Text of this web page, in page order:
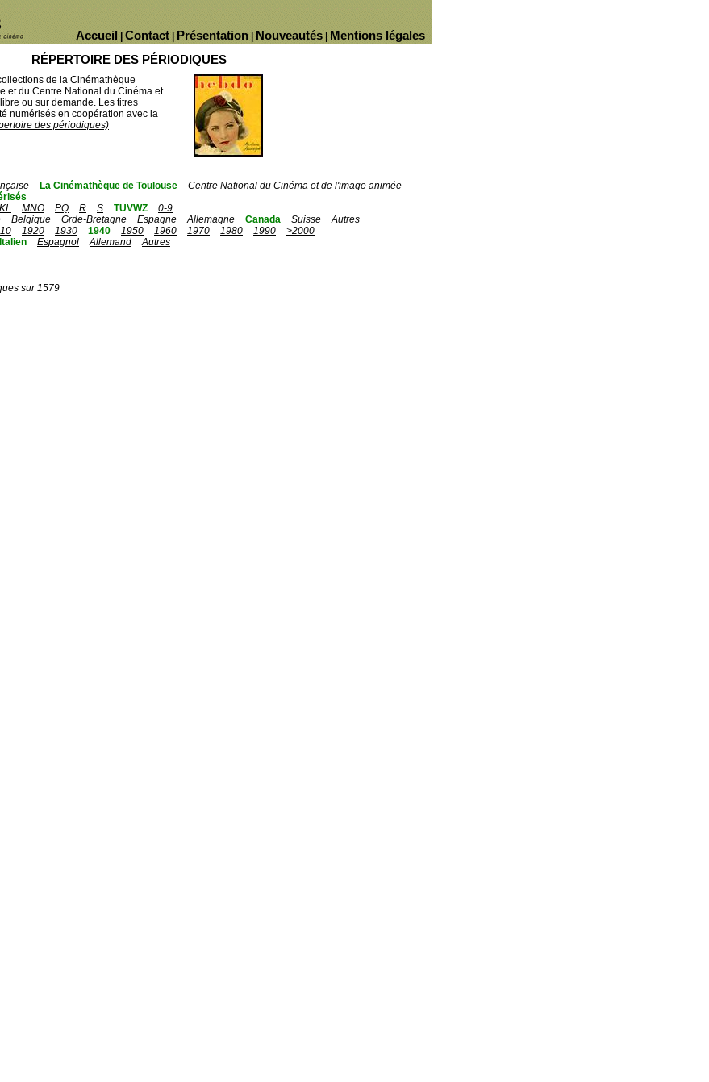
Mentions légales
Nouveautés
Présentation
Contact
Accueil
RÉPERTOIRE DES PÉRIODIQUES
de la Cinémathèque
et du Centre National du Cinéma et
ou sur demande. Les titres
numérisés en coopération avec la
des périodiques)
La Cinémathèque de Toulouse
Centre National du Cinéma et de l'image animée
MNO PQ R S TUVWZ
0-9
Belgique Grde-Bretagne Espagne Allemagne Canada Suisse
Autres
1920 1930 1940 1950 1960 1970 1980 1990
>2000
Italien Espagnol Allemand
Autres
sur 1579